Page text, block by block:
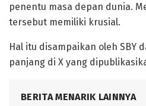
penentu masa depan dunia.
tersebut memiliki krusial.
Hal itu disampaikan oleh SBY
panjang di X yang
BERITA MENARIK LAINNYA